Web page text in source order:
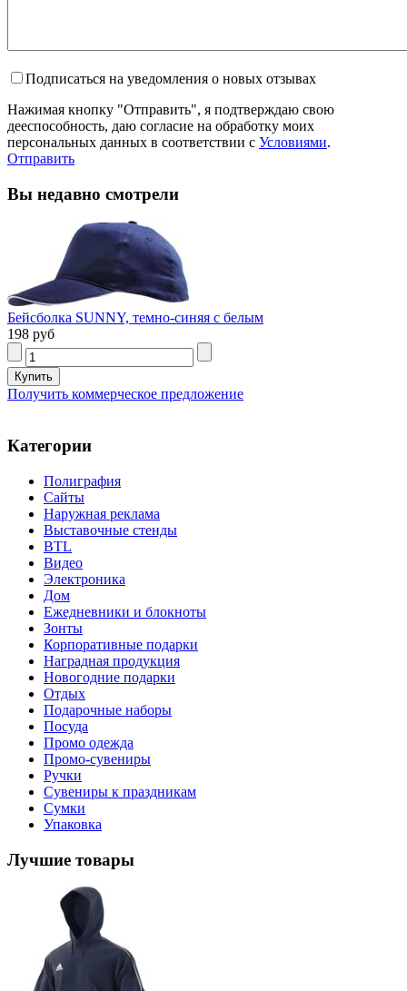
Подписаться на уведомления о новых отзывах
Нажимая кнопку "Отправить", я подтверждаю свою
дееспособность, даю согласие на обработку моих
персональных данных в соответствии с Условиями.
Отправить
Вы недавно смотрели
Бейсболка SUNNY, темно-синяя с белым
198 руб
Получить коммерческое предложение
Категории
Полиграфия
Сайты
Наружная реклама
Выставочные стенды
BTL
Видео
Электроника
Дом
Ежедневники и блокноты
Зонты
Корпоративные подарки
Наградная продукция
Новогодние подарки
Отдых
Подарочные наборы
Посуда
Промо одежда
Промо-сувениры
Ручки
Сувениры к праздникам
Сумки
Упаковка
Лучшие товары